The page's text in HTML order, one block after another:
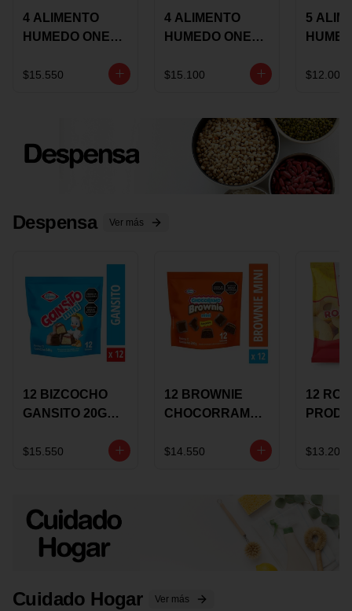
4 ALIMENTO
HUMEDO ONE
85 GRS
$15.550
4 ALIMENTO
HUMEDO ONE
85 GRS
$15.100
5
$12.000
Despensa Ver más
12 BIZCOCHO
GANSITO 20G
MERMELADA
$15.550
12 BROWNIE
CHOCORRAMO
X 20 GRS
$14.550
12
X 15
$13.200
Cuidado Hogar Ver más